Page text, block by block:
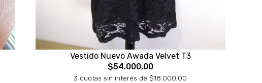
Vestido Nuevo Awada Velvet T3
$54.000,00
3 cuotas sin interés de $18.000,00